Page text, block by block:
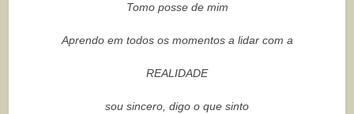
Tomo posse de mim
Aprendo em todos os momentos a lidar com a
REALIDADE
sou sincero, digo o que sinto